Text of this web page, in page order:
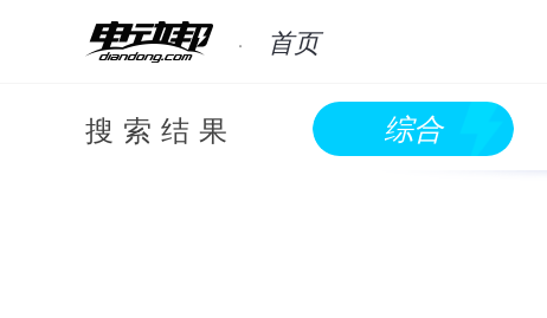
首页
搜索结果 综合